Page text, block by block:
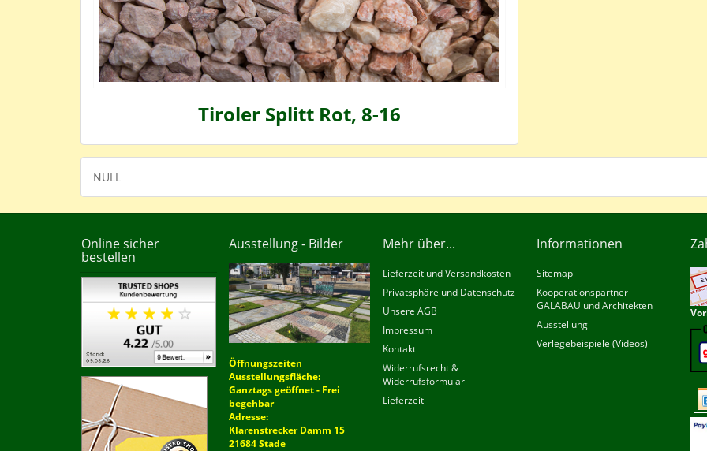
Tiroler Splitt Rot, 8-16
NULL
Online sicher
bestellen
Ausstellung - Bilder
Öffnungszeiten
Ausstellungsfläche:
Ganztags geöffnet - Frei
begehbar
Adresse:
Klarenstrecker Damm 15
21684 Stade
Mehr über...
Lieferzeit und Versandkosten
Privatsphäre und Datenschutz
Unsere AGB
Impressum
Kontakt
Widerrufsrecht &
Widerrufsformular
Lieferzeit
Informationen
Sitemap
Kooperationspartner -
GALABAU und Architekten
Ausstellung
Verlegebeispiele (Videos)